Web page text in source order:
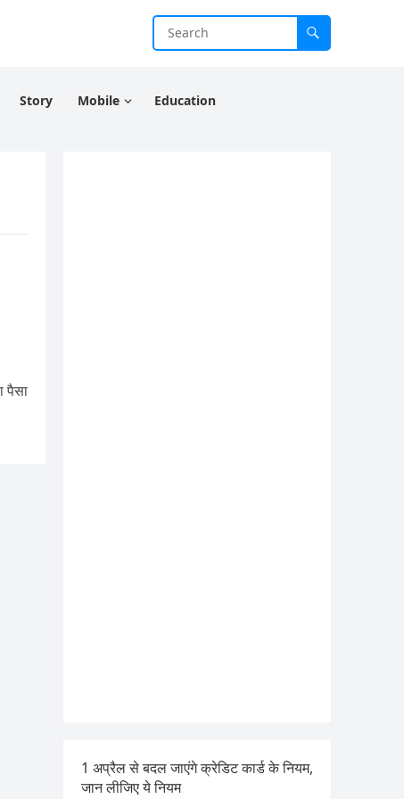
Story Mobile Education
पैसा
1 अप्रैल से बदल जाएंगे क्रेडिट कार्ड के नियम,
जान लीजिए ये नियम